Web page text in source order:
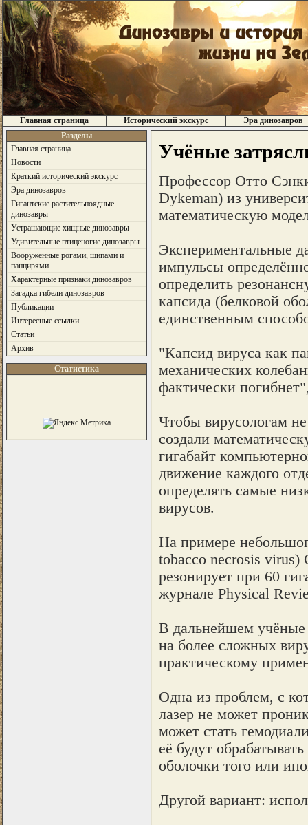
Главная страница Исторический экскурс
Эра динозавров
Разделы
Главная страница
Новости
Краткий исторический экскурс
Эра динозавров
Гигантские растительноядные
динозавры
Устрашающие хищные динозавры
Удивительные птиценогие динозавры
Вооруженные рогами, шипами и
панцирями
Характерные признаки динозавров
Загадка гибели динозавров
Публикации
Интересные ссылки
Статьи
Архив
Статистика
Учёные
Профессор Отто
Dykeman) из
математическую
Экспериментальные
импульсы
определить
капсида (белковой
единственным
"Капсид вируса как
механических
фактически
Чтобы вирусологам
создали
гигабайт
движение каждого
определять самые
вирусов.
На примере
tobacco necrosis virus)
резонирует при 60
журнале Physical
В дальнейшем учёные
на более сложных
практическому
Одна из проблем, с
лазер не может
может стать
её будут
оболочки того или
Другой вариант: